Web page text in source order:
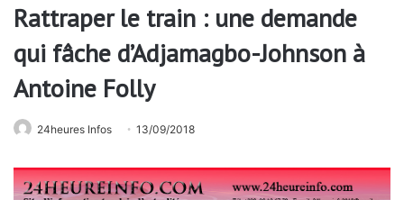
Rattraper le train : une demande
qui fâche d’Adjamagbo-Johnson à
Antoine Folly
24heures Infos 13/09/2018